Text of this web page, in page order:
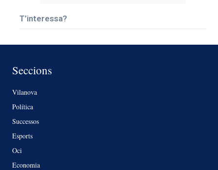
T’interessa?
Seccions
Vilanova
Política
Successos
Esports
Oci
Economia